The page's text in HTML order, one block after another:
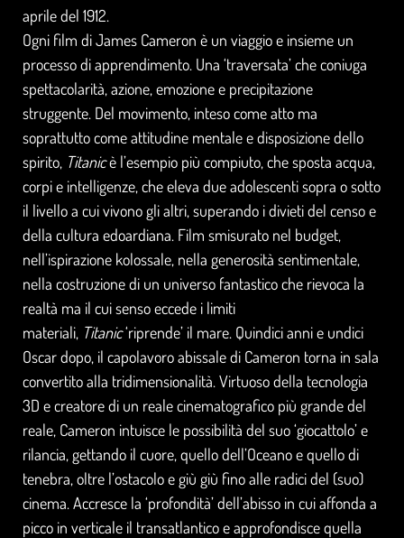
aprile del 1912.
Ogni film di James Cameron è un viaggio e insieme un
processo di apprendimento. Una ‘traversata’ che coniuga
spettacolarità, azione, emozione e precipitazione
struggente. Del movimento, inteso come atto ma
soprattutto come attitudine mentale e disposizione dello
spirito, Titanicè l’esempio più compiuto, che sposta acqua,
corpi e intelligenze, che eleva due adolescenti sopra o sotto
il livello a cui vivono gli altri, superando i divieti del censo e
della cultura edoardiana. Film smisurato nel budget,
nell’ispirazione kolossale, nella generosità sentimentale,
nella costruzione di un universo fantastico che rievoca la
realtà ma il cui senso eccede i limiti
materiali, Titanic‘riprende’ il mare. Quindici anni e undici
Oscar dopo, il capolavoro abissale di Cameron torna in sala
convertito alla tridimensionalità. Virtuoso della tecnologia
3D e creatore di un reale cinematografico più grande del
reale, Cameron intuisce le possibilità del suo ‘giocattolo’ e
rilancia, gettando il cuore, quello dell’Oceano e quello di
tenebra, oltre l’ostacolo e giù giù fino alle radici del (suo)
cinema. Accresce la ‘profondità’ dell’abisso in cui affonda a
picco in verticale il transatlantico e approfondisce quella